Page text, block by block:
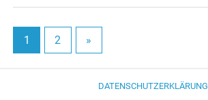
1 2 »
DATENSCHUTZERKLÄRUNG